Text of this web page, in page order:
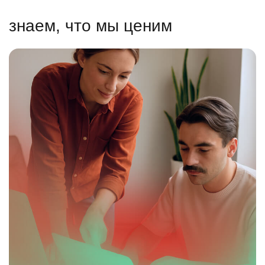
знаем, что мы ценим